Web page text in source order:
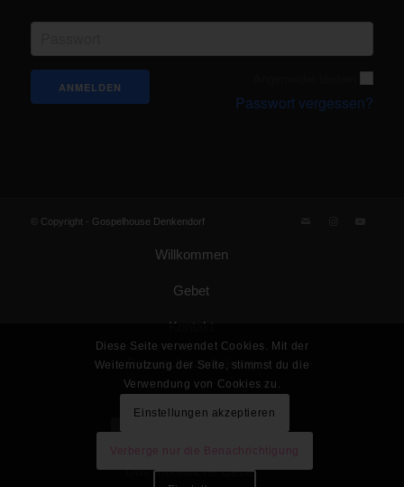
Passwort vergessen?
© Copyright - Gospelhouse Denkendorf
Willkommen
Gebet
Kontakt
Datenschutzerklärung
Impressum
Gemeinde Gottes KdöR
Das monatliche Gebet
Diese Seite verwendet Cookies. Mit der
Weiternutzung der Seite, stimmst du die
Verwendung von Cookies zu.
Einstellungen akzeptieren
Verberge nur die Benachrichtigung